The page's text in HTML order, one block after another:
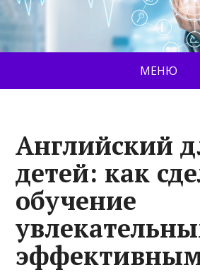
МЕНЮ
Английский
детей: как
обучение